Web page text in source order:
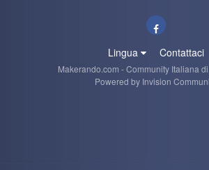
Lingua Contattaci
Makerando.com - Community Italiana
Powered by Invision